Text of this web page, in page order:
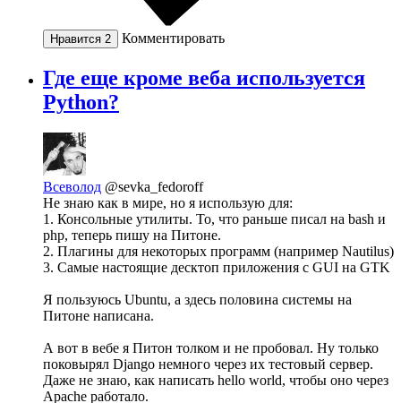
Нравится 2 Комментировать
Где еще кроме веба используется
Python?
Всеволод @sevka_fedoroff
Не знаю как в мире, но я использую для:
1. Консольные утилиты. То, что раньше писал на bash и
php, теперь пишу на Питоне.
2. Плагины для некоторых программ (например Nautilus)
3. Самые настоящие десктоп приложения с GUI на GTK
Я пользуюсь Ubuntu, а здесь половина системы на
Питоне написана.
А вот в вебе я Питон толком и не пробовал. Ну только
поковырял Django немного через их тестовый сервер.
Даже не знаю, как написать hello world, чтобы оно через
Apache работало.